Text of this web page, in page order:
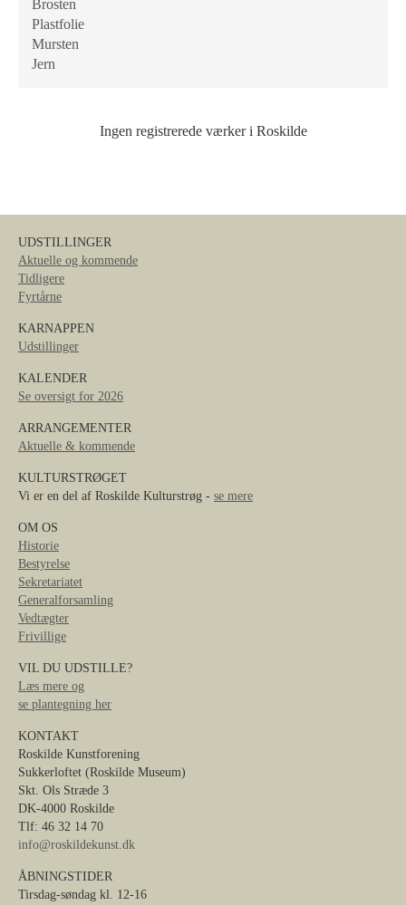
Brosten
Plastfolie
Mursten
Jern
Ingen registrerede værker i Roskilde
UDSTILLINGER
Aktuelle og kommende
Tidligere
Fyrtårne
KARNAPPEN
Udstillinger
KALENDER
Se oversigt for 2026
ARRANGEMENTER
Aktuelle & kommende
KULTURSTRØGET
Vi er en del af Roskilde Kulturstrøg - se mere
OM OS
Historie
Bestyrelse
Sekretariatet
Generalforsamling
Vedtægter
Frivillige
VIL DU UDSTILLE?
Læs mere og
se plantegning her
KONTAKT
Roskilde Kunstforening
Sukkerloftet (Roskilde Museum)
Skt. Ols Stræde 3
DK-4000 Roskilde
Tlf: 46 32 14 70
info@roskildekunst.dk
ÅBNINGSTIDER
Tirsdag-søndag kl. 12-16